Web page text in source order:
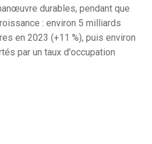
durables, pendant que
: environ 5 milliards
en 2023 (+11 %), puis environ
par un taux d'occupation